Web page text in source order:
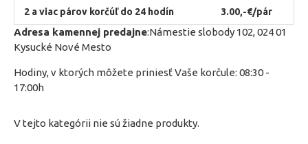
2 a viac párov korčúľdo 24 hodín 3.00,-€/pár
Adresa kamennej predajne:Námestie slobody 102, 024 01
Kysucké Nové Mesto
Hodiny, v ktorých môžete priniesť Vaše korčule: 08:30 -
17:00h
V tejto kategórii nie sú žiadne produkty.